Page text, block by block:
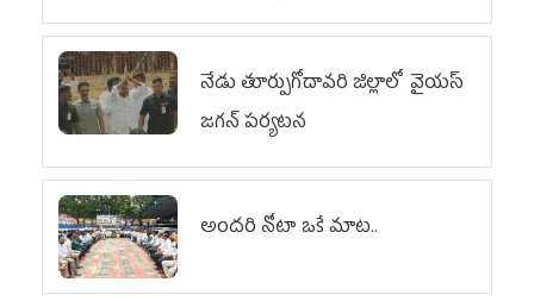
నేడు తూర్పుగోదావరి జిల్లాలో వైయస్‌
జగన్‌ పర్యటన
అందరి నోటా ఒకే మాట..